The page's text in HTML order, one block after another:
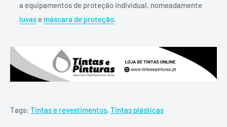
a equipamentos de proteção individual, nomeadamente
luvas e máscara de proteção.
Tags: Tintas e revestimentos, Tintas plásticas